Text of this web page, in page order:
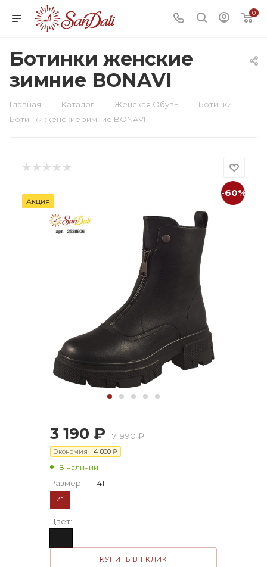
0
Ботинки женские
зимние BONAVI
Главная — Каталог — Женская Обувь — Ботинки —
Ботинки женские зимние BONAVI
-60%
Акция
3 190 ₽ 7 990₽
Экономия 4 800 ₽
В наличии
Размер — 41
41
Цвет:
КУПИТЬ В 1 КЛИК